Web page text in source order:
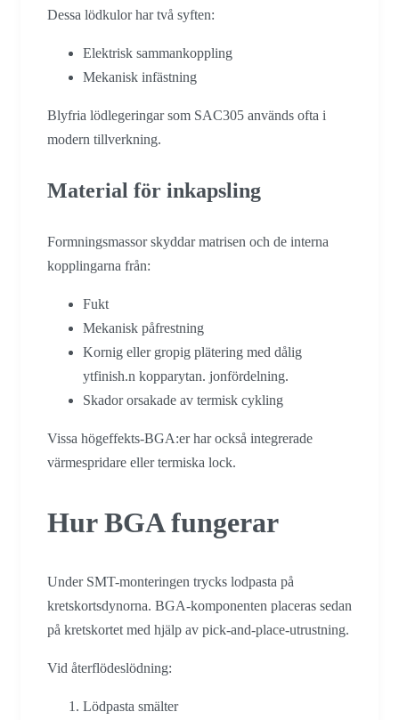
Dessa lödkulor har två syften:
Elektrisk sammankoppling
Mekanisk infästning
Blyfria lödlegeringar som SAC305 används ofta i
modern tillverkning.
Material för inkapsling
Formningsmassor skyddar matrisen och de interna
kopplingarna från:
Fukt
Mekanisk påfrestning
Kornig eller gropig plätering med dålig
ytfinish.n kopparytan. jonfördelning.
Skador orsakade av termisk cykling
Vissa högeffekts-BGA:er har också integrerade
värmespridare eller termiska lock.
Hur BGA fungerar
Under SMT-monteringen trycks lodpasta på
kretskortsdynorna. BGA-komponenten placeras sedan
på kretskortet med hjälp av pick-and-place-utrustning.
Vid återflödeslödning:
Lödpasta smälter